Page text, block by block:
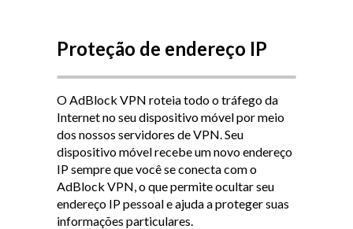
Proteção de endereço IP
O AdBlock VPN roteia todo o tráfego da
Internet no seu dispositivo móvel por meio
dos nossos servidores de VPN.Seu
dispositivo móvel recebe um novo endereço
IP sempre que você se conecta com o
AdBlock VPN, o que permite ocultar seu
endereço IP pessoal e ajuda a proteger suas
informações particulares.